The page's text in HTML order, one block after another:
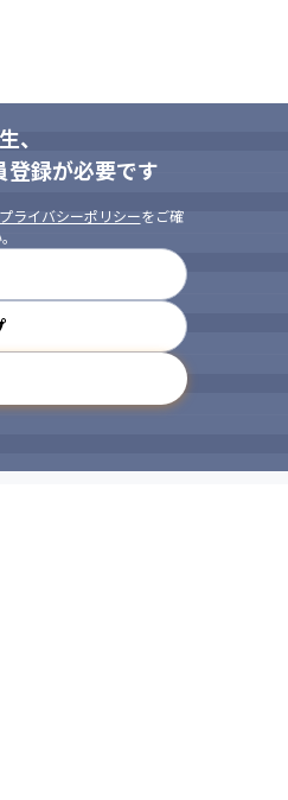
、
登録が必要です
ライバシーポリシーをご確